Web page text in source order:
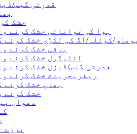
قدرتی گیس/
خشک
ہوا کی توانائی خشک کرنے
کوئلہ/آگ کی لکڑی خشک کرنے
برقی خشک کرنے
انٹیگرل خشک کرنے
قدرتی گیس/ڈیزل خشک کرنے
ریفریجرینٹ خشک کرنے
بھاپ خشک کرنے
خشک کرنے
دھواں
پرزے